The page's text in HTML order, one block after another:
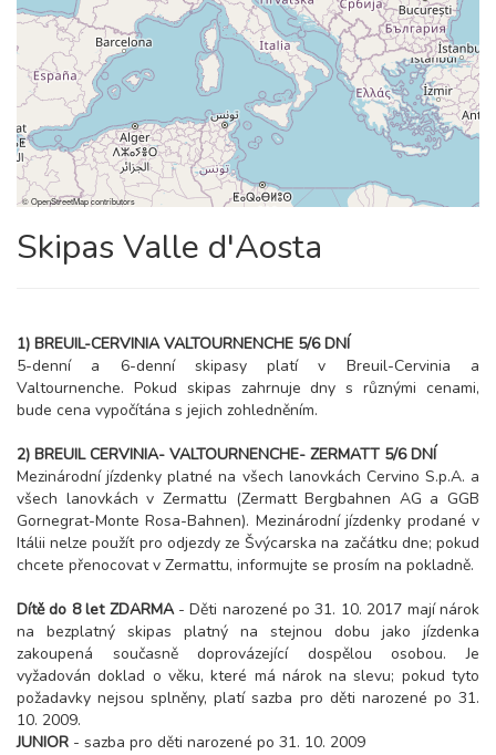
©OpenStreetMapcontributors
Skipas Valle d'Aosta
1) BREUIL-CERVINIA VALTOURNENCHE 5/6 DNÍ
5-denní a 6-denní skipasy platí v Breuil-Cervinia a
Valtournenche. Pokud skipas zahrnuje dny s různými cenami,
bude cena vypočítána s jejich zohledněním.
2) BREUIL CERVINIA- VALTOURNENCHE- ZERMATT 5/6 DNÍ
Mezinárodní jízdenky platné na všech lanovkách Cervino S.p.A. a
všech lanovkách v Zermattu (Zermatt Bergbahnen AG a GGB
Gornegrat-Monte Rosa-Bahnen). Mezinárodní jízdenky prodané v
Itálii nelze použít pro odjezdy ze Švýcarska na začátku dne; pokud
chcete přenocovat v Zermattu, informujte se prosím na pokladně.
Dítě do 8 let ZDARMA- Děti narozené po 31. 10. 2017 mají nárok
na bezplatný skipas platný na stejnou dobu jako jízdenka
zakoupená současně doprovázející dospělou osobou. Je
vyžadován doklad o věku, které má nárok na slevu; pokud tyto
požadavky nejsou splněny, platí sazba pro děti narozené po 31.
10. 2009.
JUNIOR - sazba pro děti narozené po 31. 10. 2009